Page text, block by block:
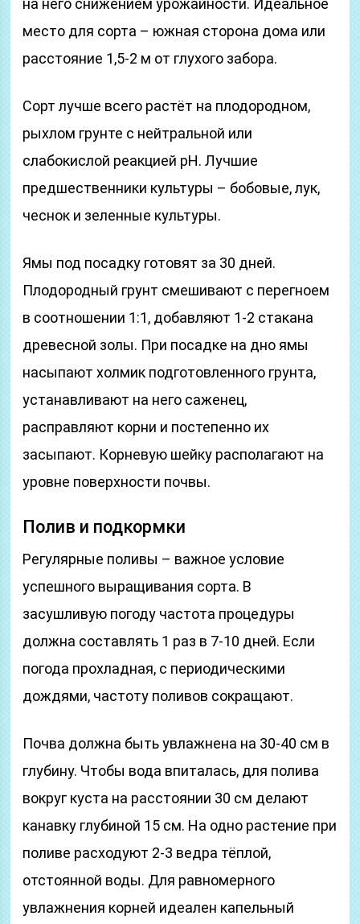
на него снижением урожайности. Идеальное
место для сорта – южная сторона дома или
расстояние 1,5-2 м от глухого забора.
Сорт лучше всего растёт на плодородном,
рыхлом грунте с нейтральной или
слабокислой реакцией рН. Лучшие
предшественники культуры – бобовые, лук,
чеснок и зеленные культуры.
Ямы под посадку готовят за 30 дней.
Плодородный грунт смешивают с перегноем
в соотношении 1:1, добавляют 1-2 стакана
древесной золы. При посадке на дно ямы
насыпают холмик подготовленного грунта,
устанавливают на него саженец,
расправляют корни и постепенно их
засыпают. Корневую шейку располагают на
уровне поверхности почвы.
Полив и подкормки
Регулярные поливы – важное условие
успешного выращивания сорта. В
засушливую погоду частота процедуры
должна составлять 1 раз в 7-10 дней. Если
погода прохладная, с периодическими
дождями, частоту поливов сокращают.
Почва должна быть увлажнена на 30-40 см в
глубину. Чтобы вода впиталась, для полива
вокруг куста на расстоянии 30 см делают
канавку глубиной 15 см. На одно растение при
поливе расходуют 2-3 ведра тёплой,
отстоянной воды. Для равномерного
увлажнения корней идеален капельный